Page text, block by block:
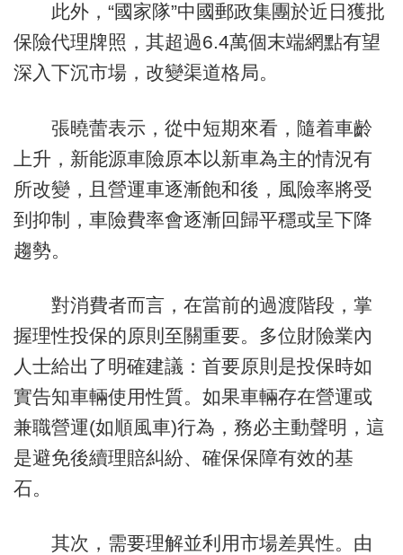
此外，“國家隊”中國郵政集團於近日獲批
保險代理牌照，其超過6.4萬個末端網點有望
深入下沉市場，改變渠道格局。
張曉蕾表示，從中短期來看，隨着車齡
上升，新能源車險原本以新車為主的情況有
所改變，且營運車逐漸飽和後，風險率將受
到抑制，車險費率會逐漸回歸平穩或呈下降
趨勢。
對消費者而言，在當前的過渡階段，掌
握理性投保的原則至關重要。多位財險業內
人士給出了明確建議：首要原則是投保時如
實告知車輛使用性質。如果車輛存在營運或
兼職營運(如順風車)行為，務必主動聲明，這
是避免後續理賠糾紛、確保保障有效的基
石。
其次，需要理解並利用市場差異性。由